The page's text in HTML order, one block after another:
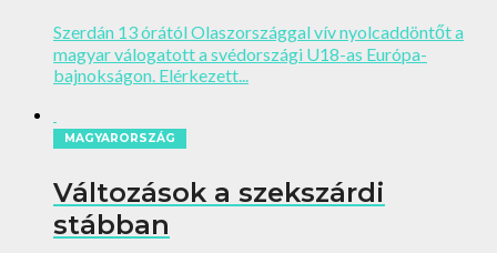
Szerdán 13 órától Olaszországgal vív nyolcaddöntőt a
magyar válogatott a svédországi U18-as Európa-
bajnokságon. Elérkezett...
MAGYARORSZÁG
Változások a szekszárdi
stábban